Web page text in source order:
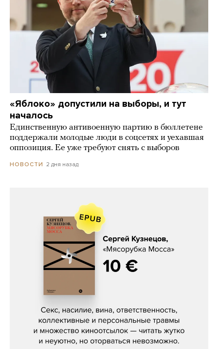
«Яблоко» допустили на выборы, и тут
началось
Единственную антивоенную партию в бюллетене
поддержали молодые люди в соцсетях и уехавшая
оппозиция. Ее уже требуют снять с выборов
НОВОСТИ 2 дня назад
Сергей Кузнецов, «Мясорубка